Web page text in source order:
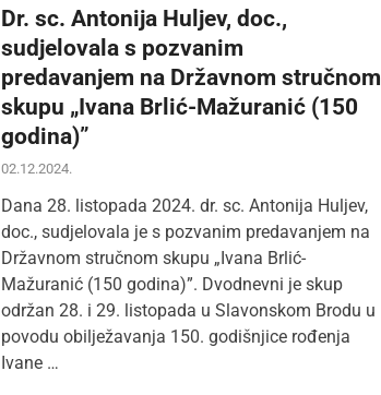
Dr. sc. Antonija Huljev, doc.,
sudjelovala s pozvanim
predavanjem na Državnom stručnom
skupu „Ivana Brlić-Mažuranić (150
godina)”
02.12.2024.
Dana 28. listopada 2024. dr. sc. Antonija Huljev,
doc., sudjelovala je s pozvanim predavanjem na
Državnom stručnom skupu „Ivana Brlić-
Mažuranić (150 godina)”. Dvodnevni je skup
održan 28. i 29. listopada u Slavonskom Brodu u
povodu obilježavanja 150. godišnjice rođenja
Ivane …